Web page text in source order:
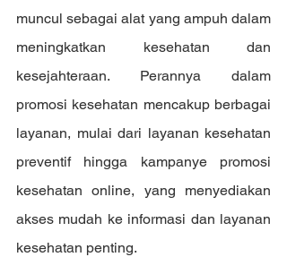
muncul sebagai alat yang ampuh dalam
meningkatkan kesehatan dan
kesejahteraan. Perannya dalam
promosi kesehatan mencakup berbagai
layanan, mulai dari layanan kesehatan
preventif hingga kampanye promosi
kesehatan online, yang menyediakan
akses mudah ke informasi dan layanan
kesehatan penting.